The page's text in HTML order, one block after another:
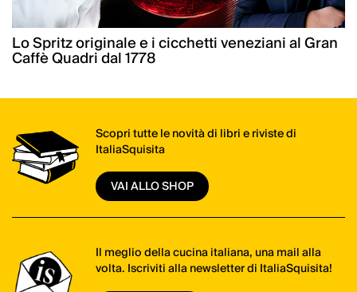
Lo Spritz originale e i cicchetti veneziani al Gran
Caffè Quadri dal 1778
Scopri tutte le novità di libri e riviste di
ItaliaSquisita
VAI ALLO SHOP
Il meglio della cucina italiana, una mail alla
volta. Iscriviti alla newsletter di ItaliaSquisita!